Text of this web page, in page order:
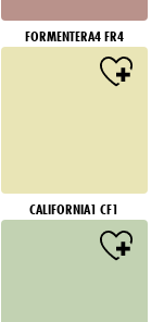
FORMENTERA4 FR4
CALIFORNIA1 CF1